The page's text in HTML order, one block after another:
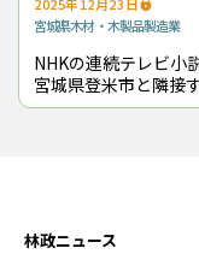
2025年12月23日
宮城県木材・木製品製造業
NHKの連続テレビ小
宮城県登米市と隣接
証の取得森林が多い
林政ニュース